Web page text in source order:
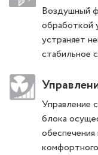
Воздушный
обработкой
устраняет
стабильное
Управление
блока